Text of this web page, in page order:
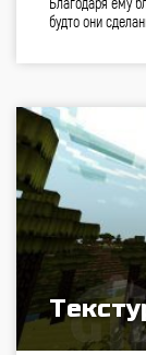
будто они